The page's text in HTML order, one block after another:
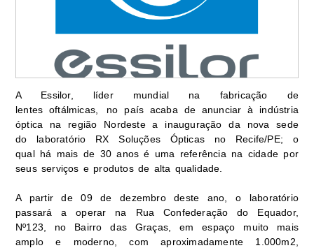
A Essilor, líder mundial na fabricação de
lentes oftálmicas, no país acaba de anunciar à indústria
óptica na região Nordeste a inauguração da nova sede
do laboratório RX Soluções Ópticas no Recife/PE; o
qual há mais de 30 anos é uma referência na cidade por
seus serviços e produtos de alta qualidade.
A partir de 09 de dezembro deste ano, o laboratório
passará a operar na Rua Confederação do Equador,
Nº123, no Bairro das Graças, em espaço muito mais
amplo e moderno, com aproximadamente 1.000m2,